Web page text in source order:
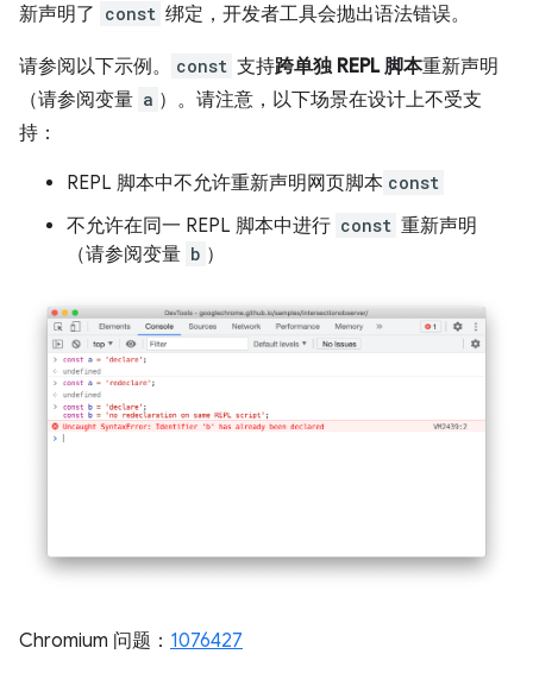
新声明了 const 绑定，开发者工具会抛出语法错误。
请参阅以下示例。 const 支持跨单独 REPL 脚本重新声明
（请参阅变量 a ）。请注意，以下场景在设计上不受支
持：
REPL 脚本中不允许重新声明网页脚本 const
不允许在同一 REPL 脚本中进行 const 重新声明
（请参阅变量 b ）
Chromium 问题： 1076427